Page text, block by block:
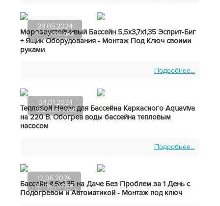
28.05.2024
907 просмотров
Морозоустойчивый Бассейн 5,5х3,7х1,35 Эсприт-Биг
+ Ящик Оборудования - Монтаж Под Ключ своими
руками
Подробнее...
04.01.2024
1282 просмотров
Тепловой Насос для Бассейна Каркасного Aquaviva
на 220 В. Обогрев воды бассейна тепловым
насосом
Подробнее...
12.06.2024
843 просмотров
Бассейн 4,6х1,35 на Даче Без Проблем за 1 День с
Подогревом и Автоматикой - Монтаж под ключ